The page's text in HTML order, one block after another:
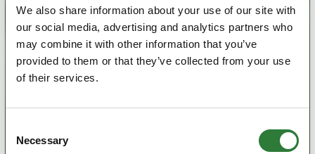
We also share information about your use of our site with
our social media, advertising and analytics partners who
may combine it with other information that you’ve
provided to them or that they’ve collected from your use
of their services.
Selection
Necessary